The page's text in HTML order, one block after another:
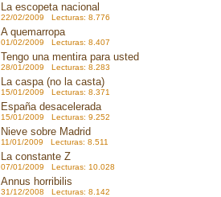
La escopeta nacional
22/02/2009 Lecturas: 8.776
A quemarropa
01/02/2009 Lecturas: 8.407
Tengo una mentira para usted
28/01/2009 Lecturas: 8.283
La caspa (no la casta)
15/01/2009 Lecturas: 8.371
España desacelerada
15/01/2009 Lecturas: 9.252
Nieve sobre Madrid
11/01/2009 Lecturas: 8.511
La constante Z
07/01/2009 Lecturas: 10.028
Annus horribilis
31/12/2008 Lecturas: 8.142